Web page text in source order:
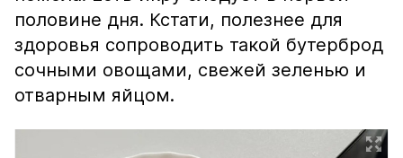
половине дня. Кстати, полезнее для
здоровья сопроводить такой бутерброд
сочными овощами, свежей зеленью и
отварным яйцом.